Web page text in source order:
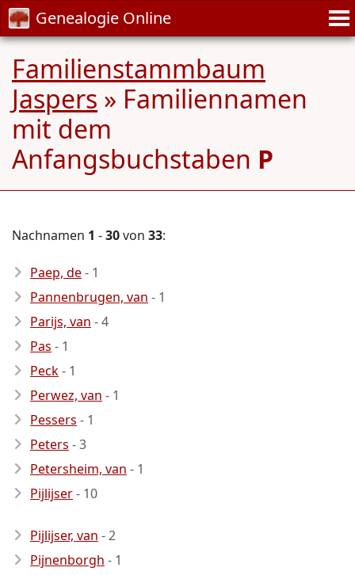
Genealogie Online
Familienstammbaum
Jaspers » Familiennamen
mit dem
Anfangsbuchstaben P
Nachnamen 1 -30von 33:
Paep, de- 1
Pannenbrugen, van - 1
Parijs, van - 4
Pas - 1
Peck- 1
Perwez, van - 1
Pessers - 1
Peters - 3
Petersheim, van - 1
Pijlijser- 10
Pijlijser, van - 2
Pijnenborgh - 1